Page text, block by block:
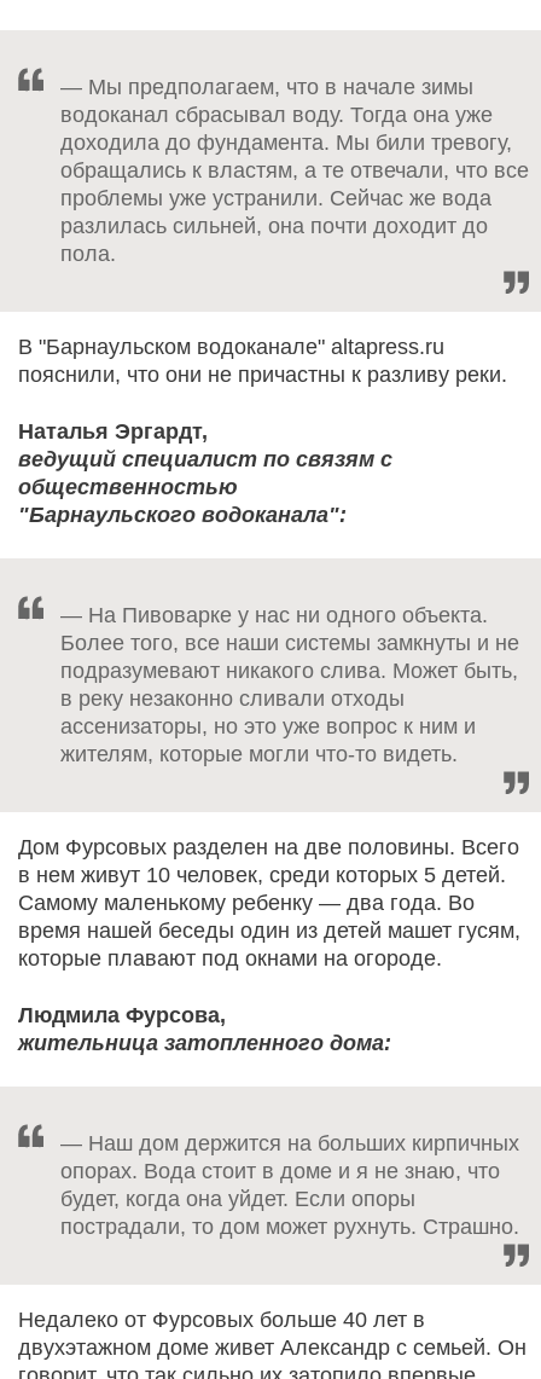
— Мы предполагаем, что в начале зимы
водоканал сбрасывал воду. Тогда она уже
доходила до фундамента. Мы били тревогу,
обращались к властям, а те отвечали, что все
проблемы уже устранили. Сейчас же вода
разлилась сильней, она почти доходит до
пола.
В "Барнаульском водоканале" altapress.ru
пояснили, что они не причастны к разливу реки.
Наталья Эргардт,
ведущий специалист по связям с
общественностью
"Барнаульского водоканала":
— На Пивоварке у нас ни одного объекта.
Более того, все наши системы замкнуты и не
подразумевают никакого слива. Может быть,
в реку незаконно сливали отходы
ассенизаторы, но это уже вопрос к ним и
жителям, которые могли что-то видеть.
Дом Фурсовых разделен на две половины. Всего
в нем живут 10 человек, среди которых 5 детей.
Самому маленькому ребенку — два года. Во
время нашей беседы один из детей машет гусям,
которые плавают под окнами на огороде.
Людмила Фурсова,
жительница затопленного дома:
— Наш дом держится на больших кирпичных
опорах. Вода стоит в доме и я не знаю, что
будет, когда она уйдет. Если опоры
пострадали, то дом может рухнуть. Страшно.
Недалеко от Фурсовых больше 40 лет в
двухэтажном доме живет Александр с семьей. Он